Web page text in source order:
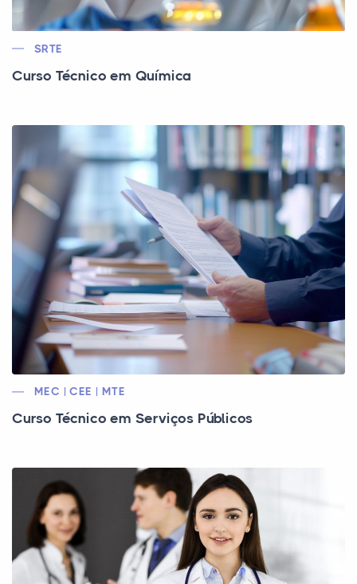
SRTE
Curso Técnico em Química
MEC | CEE | MTE
Curso Técnico em Serviços Públicos